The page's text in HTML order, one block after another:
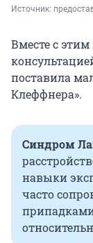
Источник:
Вместе с
поставила
Клеффнера».
Синдром
навыки
часто